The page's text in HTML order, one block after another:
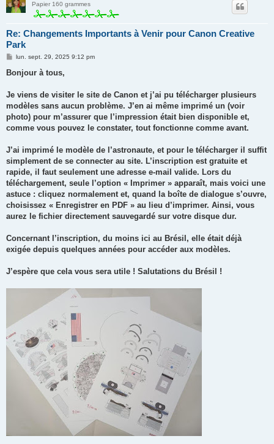
Papier 160 grammes
Re: Changements Importants à Venir pour Canon Creative
Park
M
s
g
lun. sept. 29, 2025 9:12 pm
Bonjour à tous,
Je viens de visiter le site de Canon et j’ai pu télécharger plusieurs
modèles sans aucun problème. J’en ai même imprimé un (voir
photo) pour m’assurer que l’impression était bien disponible et,
comme vous pouvez le constater, tout fonctionne comme avant.
J’ai imprimé le modèle de l’astronaute, et pour le télécharger il suffit
simplement de se connecter au site. L’inscription est gratuite et
rapide, il faut seulement une adresse e-mail valide. Lors du
téléchargement, seule l’option « Imprimer » apparaît, mais voici une
astuce : cliquez normalement et, quand la boîte de dialogue s’ouvre,
choisissez « Enregistrer en PDF » au lieu d’imprimer. Ainsi, vous
aurez le fichier directement sauvegardé sur votre disque dur.
Concernant l’inscription, du moins ici au Brésil, elle était déjà
exigée depuis quelques années pour accéder aux modèles.
J’espère que cela vous sera utile ! Salutations du Brésil !